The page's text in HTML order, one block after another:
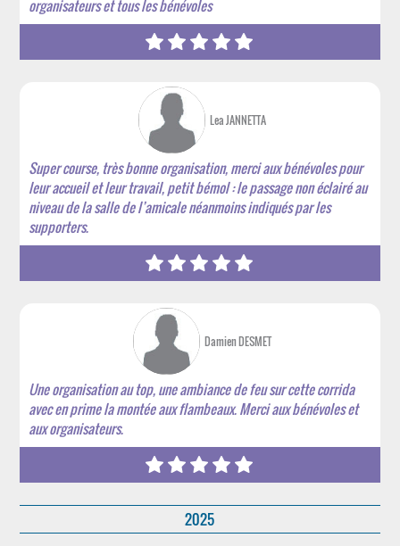
organisateurs et tous les bénévoles
Lea JANNETTA
Super course, très bonne organisation, merci aux bénévoles pour
leur accueil et leur travail, petit bémol : le passage non éclairé au
niveau de la salle de l’amicale néanmoins indiqués par les
supporters.
Damien DESMET
Une organisation au top, une ambiance de feu sur cette corrida
avec en prime la montée aux flambeaux. Merci aux bénévoles et
aux organisateurs.
2025